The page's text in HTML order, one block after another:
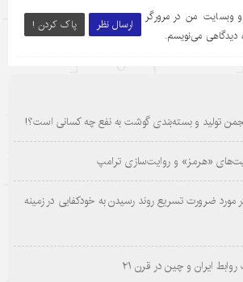
ارسال نظر پاک کردن !
وبسایت من در مرورگر
دیدگاهی می‌نویسم.
تولید و بسته‌بندی گوشت به نفع چه کسانی است؟!
«هرمز» و روایت‌سازی ترامپ
مورد ضرورت تسریع روند رسیدن به خودکفایی در زمینه
ایران و چین در قرن ۲۱